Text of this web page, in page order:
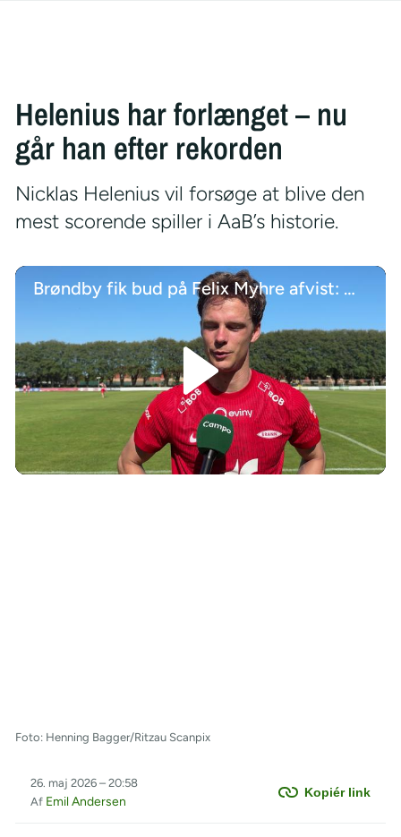
Helenius har forlænget – nu
går han efter rekorden
Nicklas Helenius vil forsøge at blive den
mest scorende spiller i AaB’s historie.
Brøndby fik bud på Felix Myhre afvist: Måtte jeg acceptere
/
Foto: Henning Bagger/Ritzau Scanpix
Kopiér link
26. maj 2026 – 20:58
Af Emil Andersen